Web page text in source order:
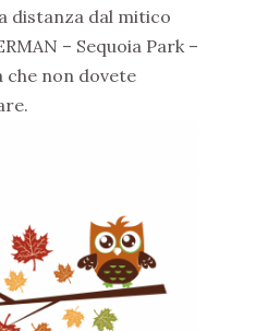
distanza dal mitico
– Sequoia Park –
che non dovete